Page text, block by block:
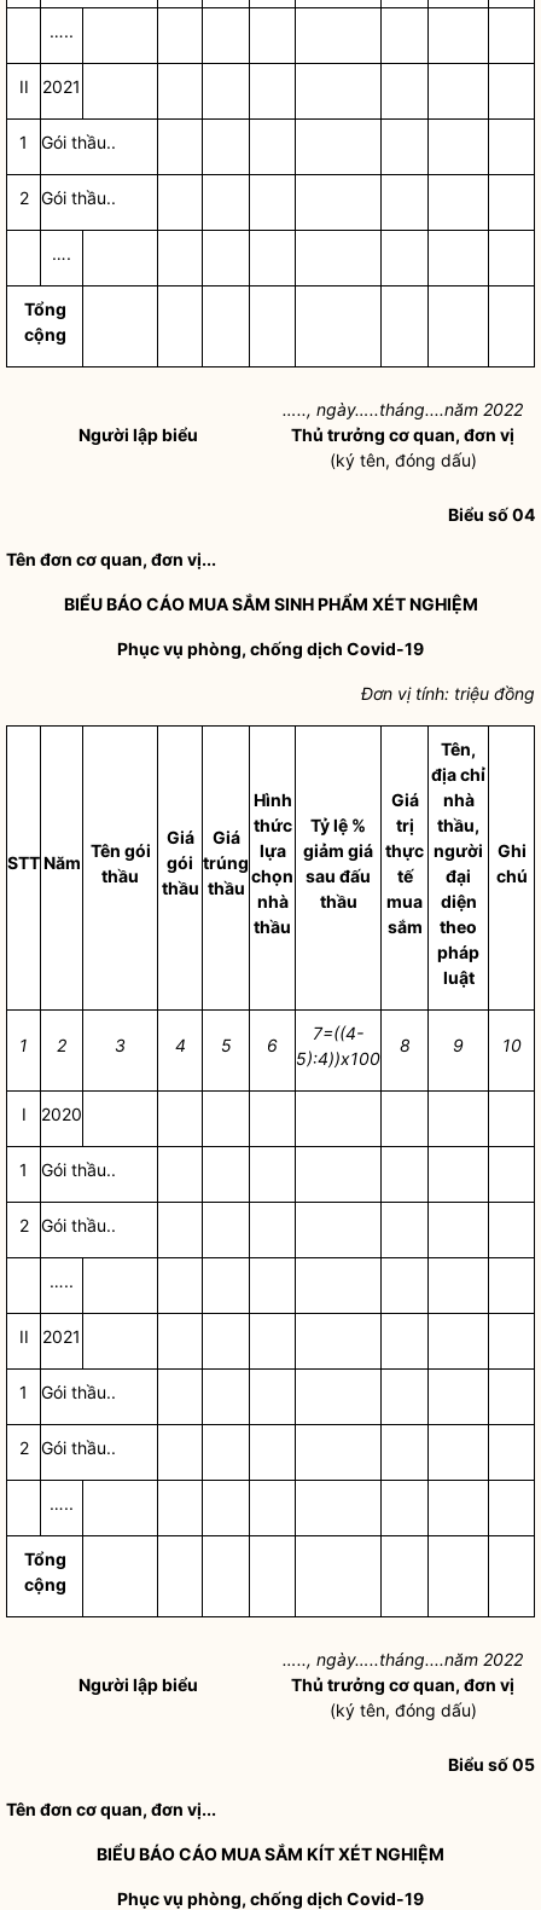
…..
II 2021
1 Gói thầu..
2 Gói thầu..
….
Tổng
cộng
Người lập biểu
….., ngày…..tháng....năm 2022
Thủ trưởng cơ quan, đơn vị
(ký tên, đóng dấu)
Biểu số 04
Tên đơn cơ quan, đơn vị...
BIỂU BÁO CÁO MUA SẮM SINH PHẨM XÉT NGHIỆM
Phục vụ phòng, chống dịch Covid-19
Đơn vị tính: triệu đồng
STTNăm
Tên gói
thầu
Giá
gói
thầu
Giá
trúng
thầu
Hình
thức
lựa
chọn
nhà
thầu
Tỷ lệ %
giảm giá
sau đấu
thầu
Giá
trị
thực
tế
mua
sắm
Tên,
địa chỉ
nhà
thầu,
người
đại
diện
theo
pháp
luật
Ghi
chú
1 2 3 4 5 6
7=((4-
5):4))x100
8 9 10
I 2020
1 Gói thầu..
2 Gói thầu..
…..
II 2021
1 Gói thầu..
2 Gói thầu..
…..
Tổng
cộng
Người lập biểu
….., ngày…..tháng....năm 2022
Thủ trưởng cơ quan, đơn vị
(ký tên, đóng dấu)
Biểu số 05
Tên đơn cơ quan, đơn vị...
BIỂU BÁO CÁO MUA SẮM KÍT XÉT NGHIỆM
Phục vụ phòng, chống dịch Covid-19